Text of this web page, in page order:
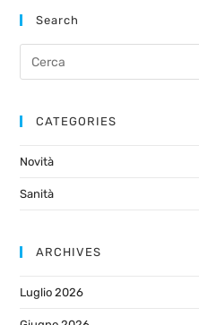
Search
CATEGORIES
Novità
Sanità
ARCHIVES
Luglio 2026